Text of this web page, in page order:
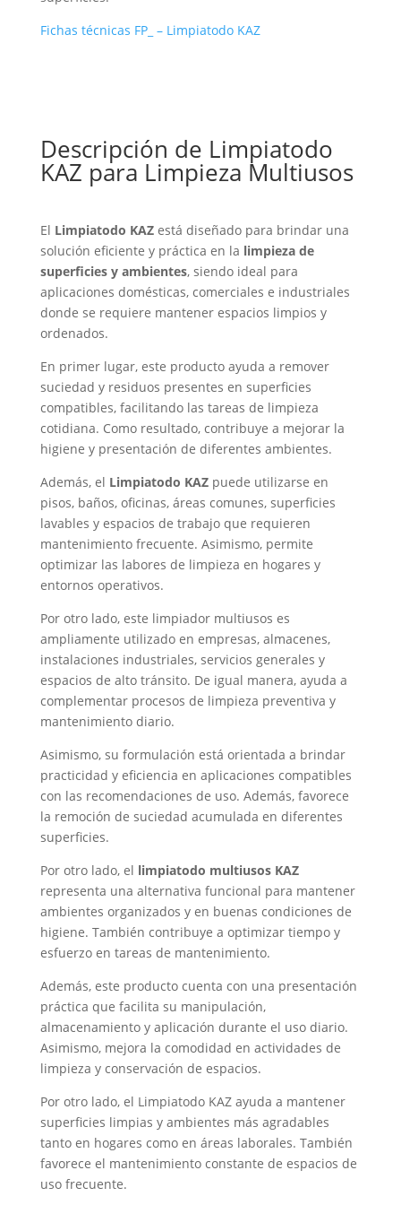
Fichas técnicas FP_ – Limpiatodo KAZ
Descripción de Limpiatodo
KAZ para Limpieza Multiusos
El Limpiatodo KAZestá diseñado para brindar una
solución eficiente y práctica en la limpieza de
superficies y ambientes, siendo ideal para
aplicaciones domésticas, comerciales e industriales
donde se requiere mantener espacios limpios y
ordenados.
En primer lugar, este producto ayuda a remover
suciedad y residuos presentes en superficies
compatibles, facilitando las tareas de limpieza
cotidiana. Como resultado, contribuye a mejorar la
higiene y presentación de diferentes ambientes.
Además, el Limpiatodo KAZpuede utilizarse en
pisos, baños, oficinas, áreas comunes, superficies
lavables y espacios de trabajo que requieren
mantenimiento frecuente. Asimismo, permite
optimizar las labores de limpieza en hogares y
entornos operativos.
Por otro lado, este limpiador multiusos es
ampliamente utilizado en empresas, almacenes,
instalaciones industriales, servicios generales y
espacios de alto tránsito. De igual manera, ayuda a
complementar procesos de limpieza preventiva y
mantenimiento diario.
Asimismo, su formulación está orientada a brindar
practicidad y eficiencia en aplicaciones compatibles
con las recomendaciones de uso. Además, favorece
la remoción de suciedad acumulada en diferentes
superficies.
Por otro lado, el limpiatodo multiusos KAZ
representa una alternativa funcional para mantener
ambientes organizados y en buenas condiciones de
higiene. También contribuye a optimizar tiempo y
esfuerzo en tareas de mantenimiento.
Además, este producto cuenta con una presentación
práctica que facilita su manipulación,
almacenamiento y aplicación durante el uso diario.
Asimismo, mejora la comodidad en actividades de
limpieza y conservación de espacios.
Por otro lado, el Limpiatodo KAZ ayuda a mantener
superficies limpias y ambientes más agradables
tanto en hogares como en áreas laborales. También
favorece el mantenimiento constante de espacios de
uso frecuente.